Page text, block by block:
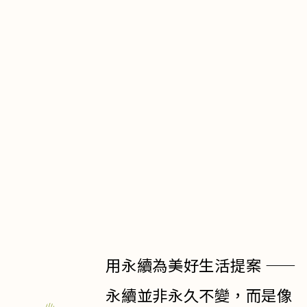
用永續為美好生活提案 ——
永續並非永久不變，而是像